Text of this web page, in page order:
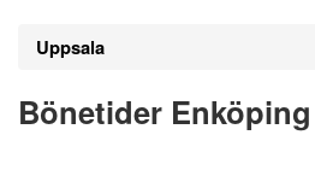
Uppsala
Bönetider Enköping